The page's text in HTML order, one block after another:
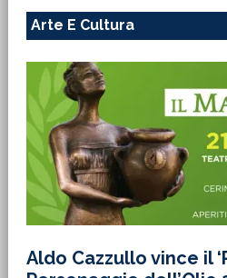
Arte E Cultura
Aldo Cazzullo vince il